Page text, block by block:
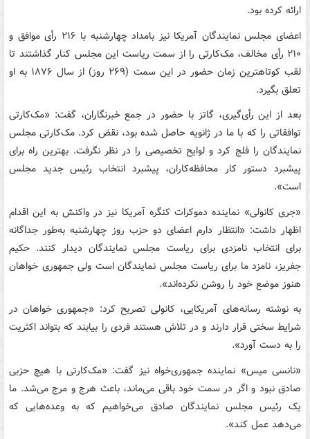
ارائه کرده بود.
اعضای مجلس نمایندگان آمریکا نیز بامداد چهارشنبه با ۲۱۶ رأی موافق و
۲۱۰ رأی مخالف، مک‌کارتی را از سمت ریاست این مجلس کنار گذاشتند تا
لقب کوتاهترین زمان حضور در این سمت (۲۶۹ روز) از سال ۱۸۷۶ به او
تعلق بگیرد.
بعد از این رأی‌گیری، گاتز با حضور در جمع خبرنگاران، گفت: «مک‌کارتی
توافقاتی را که با ما در ژانویه حاصل شده بود، نقض کرد. مک‌کارتی مجلس
نمایندگان را فلج کرد و لوایح تخصیصی را در نظر نگرفت. بهترین راه برای
پیشبرد دستور کار محافظه‌کاران، پیشبرد انتخاب رئیس جدید مجلس
است».
«جری کانولی» نماینده دموکرات کنگره آمریکا نیز در واکنش به این اقدام
اظهار داشت: «انتظار دارم اعضای دو حزب روز چهارشنبه به‌طور جداگانه
برای انتخاب نامزدی برای ریاست مجلس نمایندگان دیدار کنند. حکیم
جفریز، نامزد ما برای ریاست مجلس نمایندگان است ولی جمهوری خواهان
هنوز موضع خود را روشن نکرده‌اند».
به نوشته رسانه‌های آمریکایی، کانولی تصریح کرد: «جمهوری خواهان در
شرایط سختی قرار دارند و در تلاش هستند فردی را بیابند که بتواند اکثریت
را به دست آورد».
«نانسی میس» نماینده جمهوری‌خواه نیز گفت: «مک‌کارتی با هیچ حزبی
صادق نبود و اگر در سمت خود باقی می‌ماند، باعث هرج و مرج می‌شد. ما
یک رئیس مجلس نمایندگان صادق می‌خواهیم که به وعده‌هایی که
می‌دهد عمل کند».